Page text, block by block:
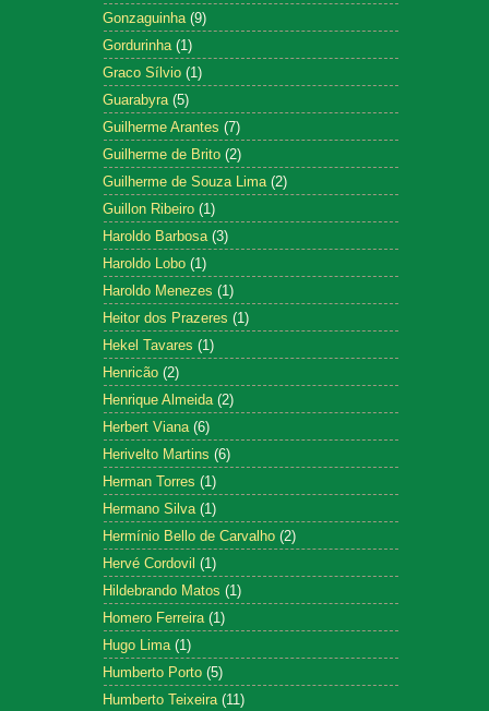
Gonzaguinha (9)
Gordurinha (1)
Graco Sílvio (1)
Guarabyra (5)
Guilherme Arantes (7)
Guilherme de Brito (2)
Guilherme de Souza Lima (2)
Guillon Ribeiro (1)
Haroldo Barbosa (3)
Haroldo Lobo (1)
Haroldo Menezes (1)
Heitor dos Prazeres (1)
Hekel Tavares (1)
Henricão (2)
Henrique Almeida (2)
Herbert Viana (6)
Herivelto Martins (6)
Herman Torres (1)
Hermano Silva (1)
Hermínio Bello de Carvalho (2)
Hervé Cordovil (1)
Hildebrando Matos (1)
Homero Ferreira (1)
Hugo Lima (1)
Humberto Porto (5)
Humberto Teixeira (11)